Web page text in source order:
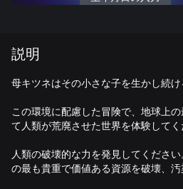
説明
母キツネはその小さな子を生かし続
この環境に配慮した冒険で、地球上
て人類が荒廃させた世界を体験してく
人類の破壊的な力を発見してくださ
の最も貴重で価値ある資源を破壊、汚